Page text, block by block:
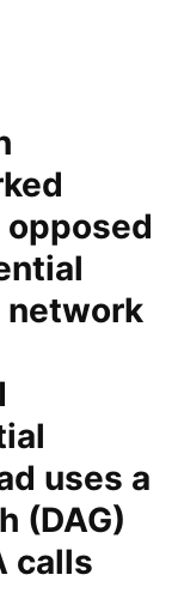
network
uses a
(DAG)
calls